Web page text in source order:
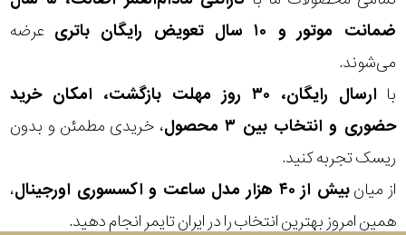
ضمانت موتور و ۱۰ سال تعویض رایگان باتری
عرضه
می‌شوند.
با
ارسال رایگان، ۳۰ روز مهلت بازگشت، امکان خرید
حضوری و انتخاب بین ۳ محصول
، خریدی مطمئن و بدون
ریسک تجربه کنید.
از میانبیش از ۴۰ هزار مدل ساعت و اکسسوری اورجینال
،
همین امروز بهترین انتخاب را در ایران تایمر انجام دهید.
جنس
بند